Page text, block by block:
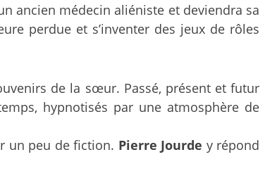
ancien médecin aliéniste et deviendra sa
perdue et s’inventer des jeux de rôles
de la sœur. Passé, présent et futur
hypnotisés par une atmosphère de
un peu de fiction. Pierre Jourde y répond